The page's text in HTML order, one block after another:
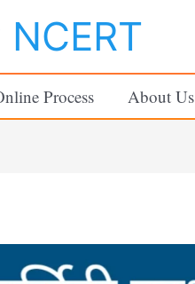
Process About Us